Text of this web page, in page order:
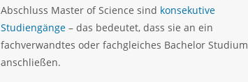
Abschluss Master of Science sind konsekutive
Studiengänge – das bedeutet, dass sie an ein
fachverwandtes oder fachgleiches Bachelor Studium
anschließen.